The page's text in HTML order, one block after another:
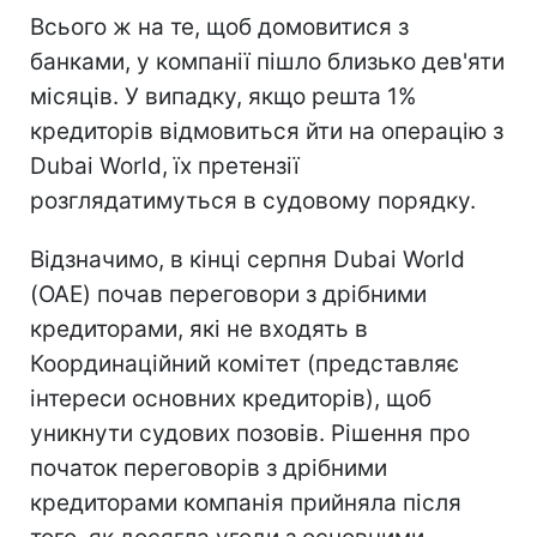
Всього ж на те, щоб домовитися з
банками, у компанії пішло близько дев'яти
місяців. У випадку, якщо решта 1%
кредиторів відмовиться йти на операцію з
Dubai World, їх претензії
розглядатимуться в судовому порядку.
Відзначимо, в кінці серпня Dubai World
(ОАЕ) почав переговори з дрібними
кредиторами, які не входять в
Координаційний комітет (представляє
інтереси основних кредиторів), щоб
уникнути судових позовів. Рішення про
початок переговорів з дрібними
кредиторами компанія прийняла після